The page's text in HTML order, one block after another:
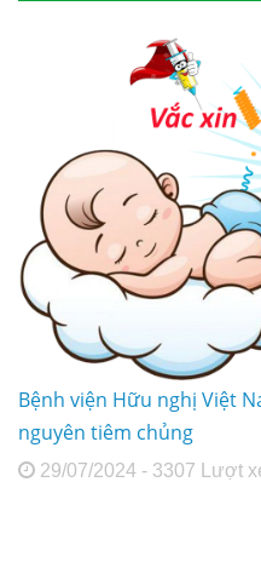
Bệnh viện Hữu nghị Việt
nguyên tiêm chủng
29/07/2024 - 3307 Lượt